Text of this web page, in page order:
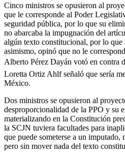
Cinco ministros se opusieron al
que le corresponde al Poder
seguridad pública, por lo que su
no abarcaba la impugnación del
algún texto constitucional, por lo
asimismo, opinó que no le
Alberto Pérez Dayán votó en contra
Loretta Ortiz Ahlf señaló que sería
México.
Dos ministros se opusieron al
desproporcionalidad de la PPO y su
materializando en la Constitución
la SCJN tuviera facultades para
que puede someterse a un
pero sin mover nada del texto